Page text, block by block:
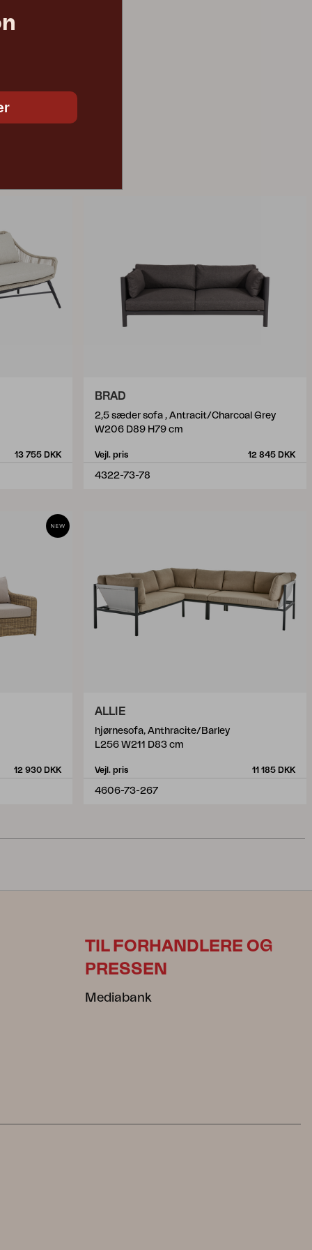
13 755 DKK
BRAD
2,5 sæder sofa , Antracit/Charcoal Grey
W206 D89 H79 cm
Vejl. pris 12 845 DKK
4322-73-78
12 930 DKK
ALLIE
hjørnesofa, Anthracite/Barley
L256 W211 D83 cm
Vejl. pris 11 185 DKK
4606-73-267
TIL FORHANDLERE OG
PRESSEN
Mediabank